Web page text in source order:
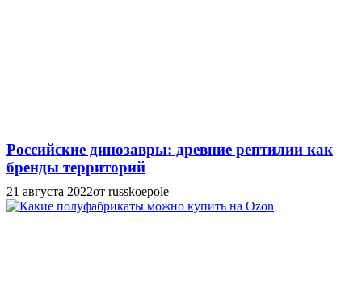
Российские динозавры: древние рептилии как
бренды территорий
21 августа 2022от russkoepole